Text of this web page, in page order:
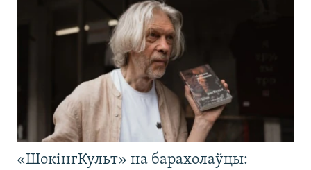
«ШокінгКульт» на барахолаўцы: